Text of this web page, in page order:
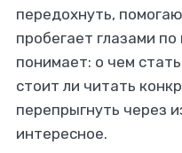
передохнуть,
пробегает глазами
понимает: о чем
стоит ли читать
перепрыгнуть через
интересное.